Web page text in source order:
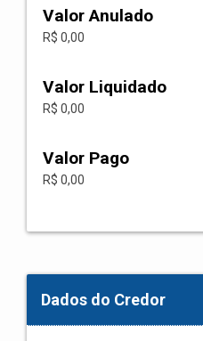
Valor Anulado
R$ 0,00
Valor Liquidado
R$ 0,00
Valor Pago
R$ 0,00
Dados do Credor